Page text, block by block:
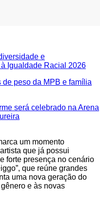
e
Igualdade Racial 2026
peso da MPB e família
será celebrado na Arena
um momento
que já possui
forte presença no cenário
que reúne grandes
uma nova geração do
e às novas